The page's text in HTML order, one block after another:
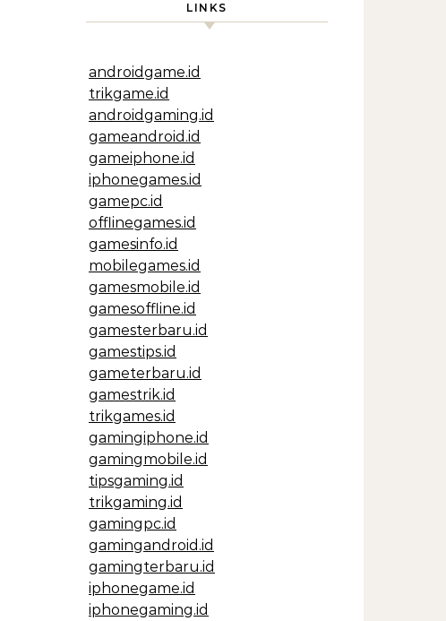
LINKS
androidgame.id
trikgame.id
androidgaming.id
gameandroid.id
gameiphone.id
iphonegames.id
gamepc.id
offlinegames.id
gamesinfo.id
mobilegames.id
gamesmobile.id
gamesoffline.id
gamesterbaru.id
gamestips.id
gameterbaru.id
gamestrik.id
trikgames.id
gamingiphone.id
gamingmobile.id
tipsgaming.id
trikgaming.id
gamingpc.id
gamingandroid.id
gamingterbaru.id
iphonegame.id
iphonegaming.id